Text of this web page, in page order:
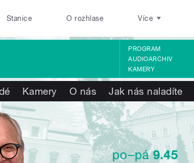
Stanice O rozhlase Více
PROGRAM
AUDIOARCHIV
KAMERY
Kamery O nás Jak nás naladíte